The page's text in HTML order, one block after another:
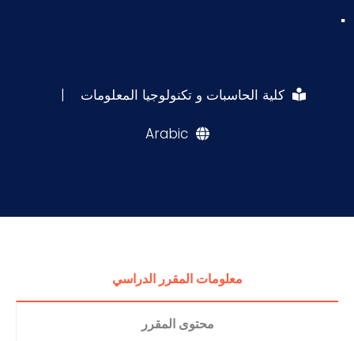
.
كلية الحاسبات و تكنولوجيا المعلومات |
Arabic
معلومات المقرر الدراسي
محتوى المقرر